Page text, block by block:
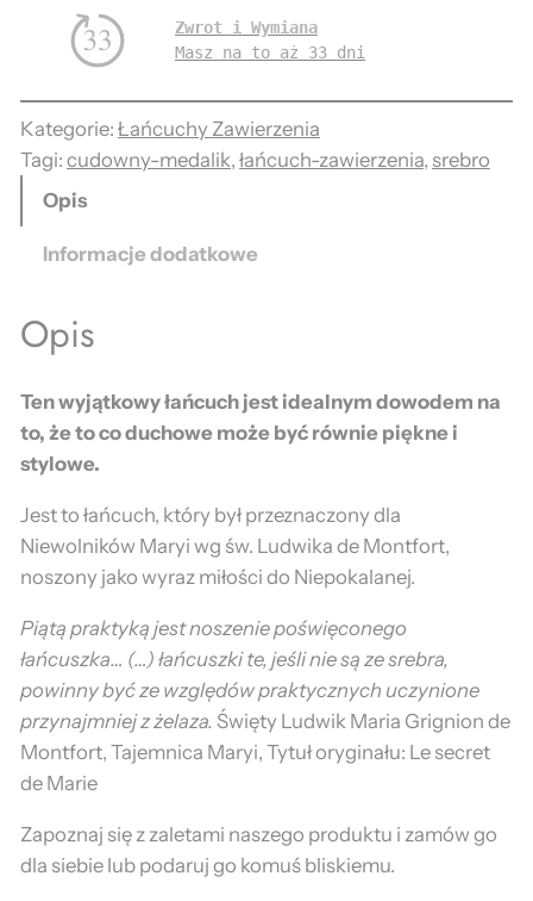
e
k
z
z
n
i
a
e
s
r
e
b
r
a
Zwrot i Wymiana
Masz na to aż 33 dni
Kategorie: Łańcuchy Zawierzenia
Tagi: cudowny-medalik, łańcuch-zawierzenia, srebro
Opis
Informacje dodatkowe
Opis
Ten wyjątkowy łańcuch jest idealnym dowodem na
to, że to co duchowe może być równie piękne i
stylowe.
Jest to łańcuch, który był przeznaczony dla
Niewolników Maryi wg św. Ludwika de Montfort,
noszony jako wyraz miłości do Niepokalanej.
Piątą praktyką jest noszenie poświęconego
łańcuszka… (…) łańcuszki te, jeśli nie są ze srebra,
powinny być ze względów praktycznych uczynione
przynajmniej z żelaza. Święty Ludwik Maria Grignion de
Montfort, Tajemnica Maryi, Tytuł oryginału: Le secret
de Marie
Zapoznaj się z zaletami naszego produktu i zamów go
dla siebie lub podaruj go komuś bliskiemu.